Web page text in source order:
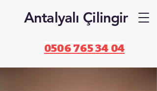
Antalyalı Çilingir
0506 765 34 04